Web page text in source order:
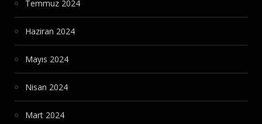
Temmuz 2024
Haziran 2024
Mayıs 2024
Nisan 2024
Mart 2024